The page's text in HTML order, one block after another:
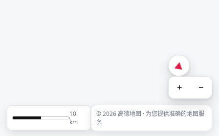
+ −
10
km
© 2026 高德地图 · 为您提供准确的地图服
务